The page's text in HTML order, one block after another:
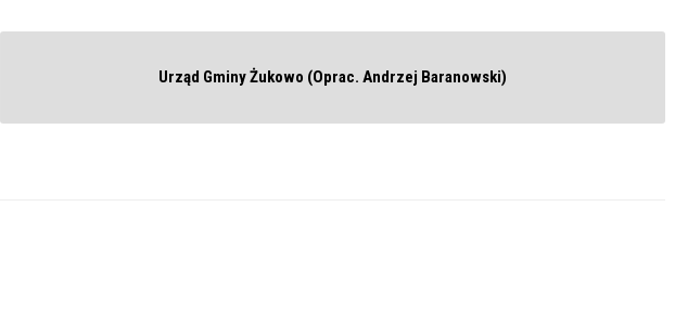
Urząd Gminy Żukowo (Oprac. Andrzej Baranowski)